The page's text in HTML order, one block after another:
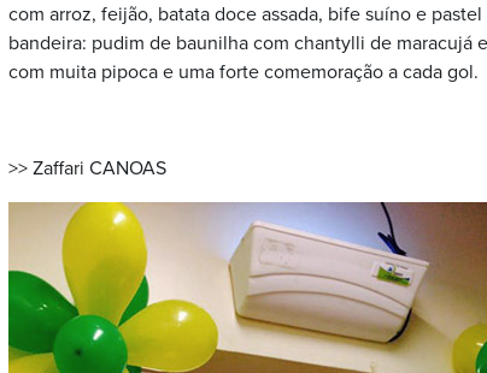
com arroz, feijão, batata doce assada, bife suíno e
bandeira: pudim de baunilha com chantylli de maracujá
com muita pipoca e uma forte comemoração a cada gol.
>> Zaffari CANOAS